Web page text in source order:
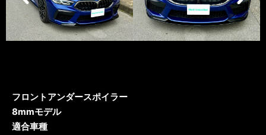
フロントアンダースポイラー
8mmモデル
適合車種